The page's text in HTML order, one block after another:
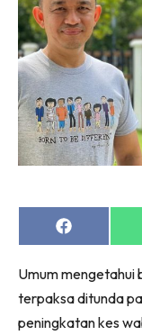
Share
on
Umum mengetahui
terpaksa ditunda
peningkatan kes